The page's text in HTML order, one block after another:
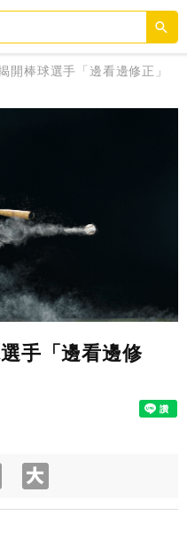
開棒球選手「邊看邊修正」
手「邊看邊修